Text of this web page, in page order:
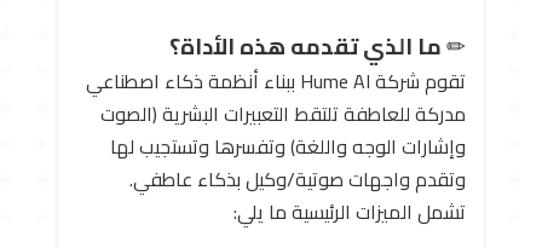
✏ ️ما الذي تقدمه هذه الأداة؟
تقوم شركة Hume AI ببناء أنظمة ذكاء اصطناعي
مدركة للعاطفة تلتقط التعبيرات البشرية (الصوت
وإشارات الوجه واللغة) وتفسرها وتستجيب لها
وتقدم واجهات صوتية/وكيل بذكاء عاطفي.
تشمل الميزات الرئيسية ما يلي: